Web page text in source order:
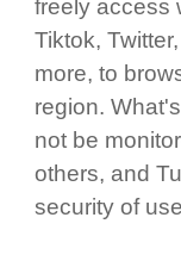
freely access
Tiktok,
more, to
region.
not be
others, and
security of